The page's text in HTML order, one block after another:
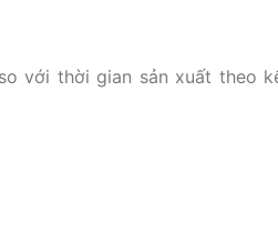
với thời gian sản xuất theo